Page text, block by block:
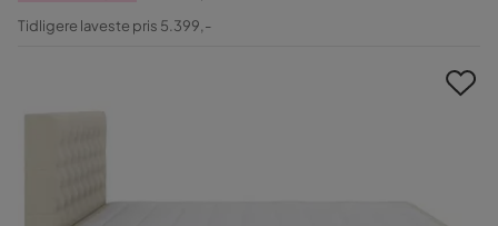
Pris
Original
Tidligere laveste pris 5.399,-